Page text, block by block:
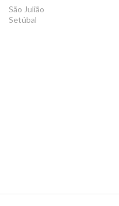
São Julião
Setúbal